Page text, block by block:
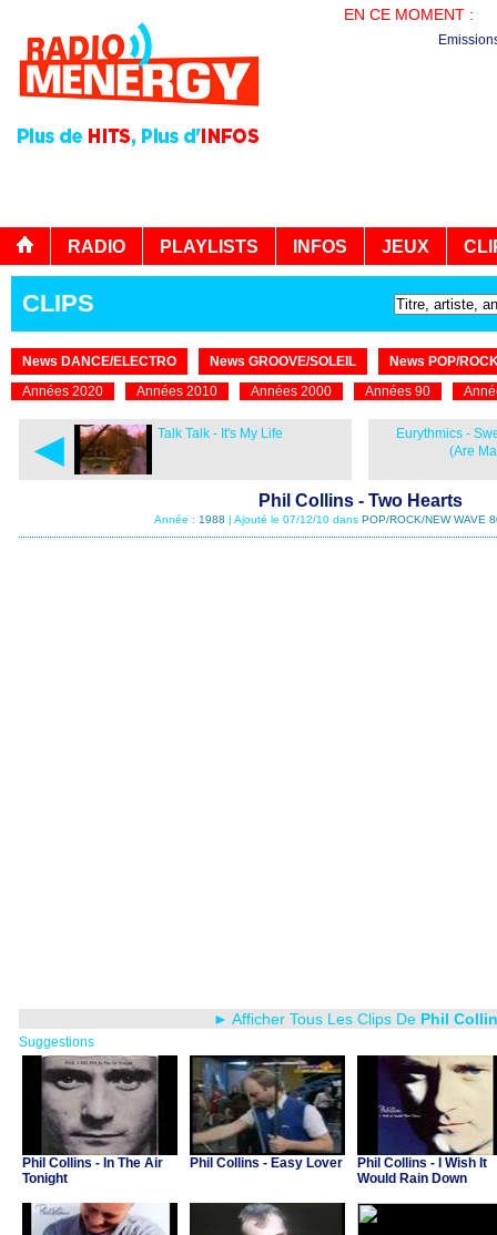
EN CE MOMENT :
RADIO PLAYLISTS INFOS JEUX
CLIPS
News DANCE/ELECTRO News GROOVE/SOLEIL
News POP/
Années 2020
Années 2010 Années 2000 Années 90
◄ Talk Talk - It's My Life
Eurythmics -
(Are
Phil Collins - Two Hearts
Année : 1988 | Ajouté le 07/12/10 dans POP/ROCK/NEW WAVE
► Afficher Tous Les Clips De Phil
Suggestions
Phil Collins - In The Air
Tonight
Phil Collins - Easy Lover
Phil Collins - I Wish It
Would Rain Down